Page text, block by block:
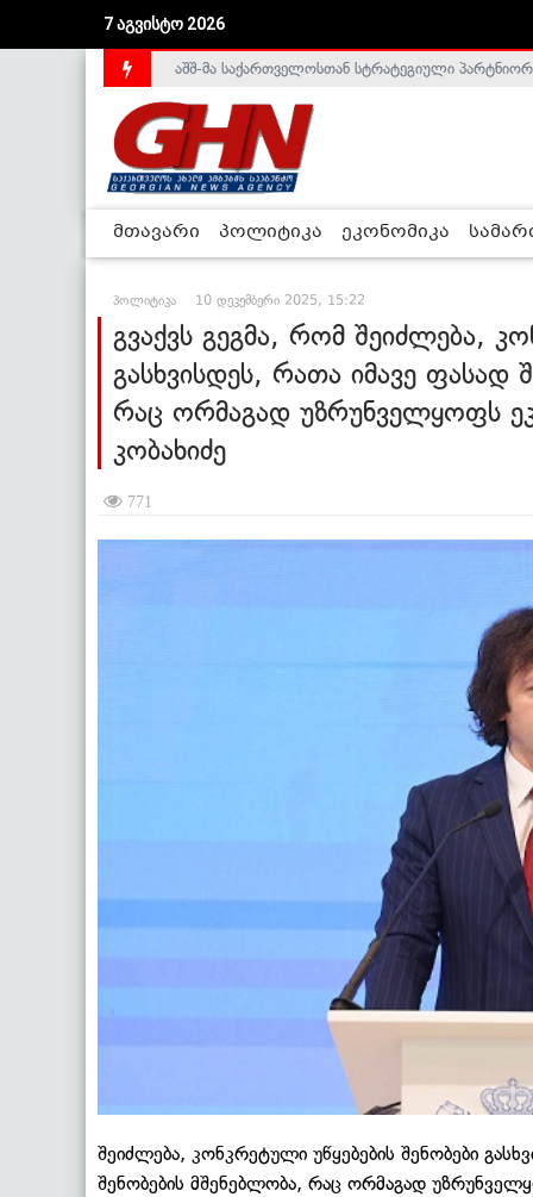
7 აგვისტო 2026
საქართველოს დე-ფაქტო მთავრობა
მთავარი პოლიტიკა ეკონომიკა
პოლიტიკა 10 დეკემბერი 2025, 15:22
გვაქვს გეგმა, რომ შეიძლება,
გასხვისდეს, რათა იმავე ფასად
რაც ორმაგად უზრუნველყოფს
კობახიძე
771
შეიძლება, კონკრეტული უწყებების შენობები
შენობების მშენებლობა, რაც ორმაგად